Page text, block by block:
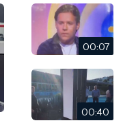
00:07
00:40